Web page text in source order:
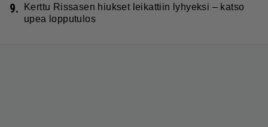
9.
Kerttu Rissasen hiukset leikattiin lyhyeksi – katso
upea lopputulos